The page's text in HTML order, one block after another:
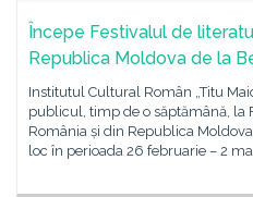
Începe Festivalul de
Republica Moldova de la
Institutul Cultural Român „Titu
publicul, timp de o săptămână, la
România și din Republica Moldova
loc în perioada 26 februarie – 2